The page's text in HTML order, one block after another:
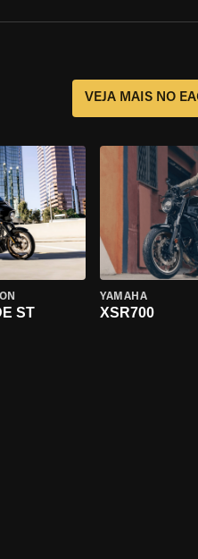
VEJA MAIS NO
ST
YAMAHA
XSR700